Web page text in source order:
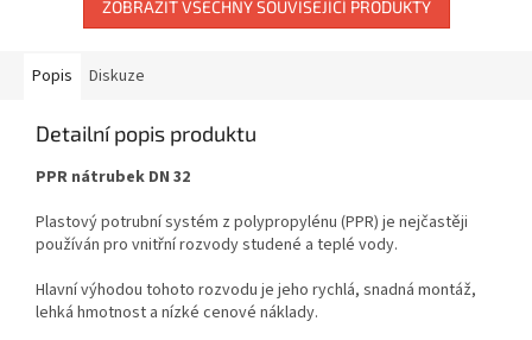
ZOBRAZIT VŠECHNY SOUVISEJÍCÍ PRODUKTY
Popis Diskuze
Detailní popis produktu
PPR nátrubek DN 32
Plastový potrubní systém z polypropylénu (PPR) je nejčastěji
používán pro vnitřní rozvody studené a teplé vody.
Hlavní výhodou tohoto rozvodu je jeho rychlá, snadná montáž,
lehká hmotnost a nízké cenové náklady.